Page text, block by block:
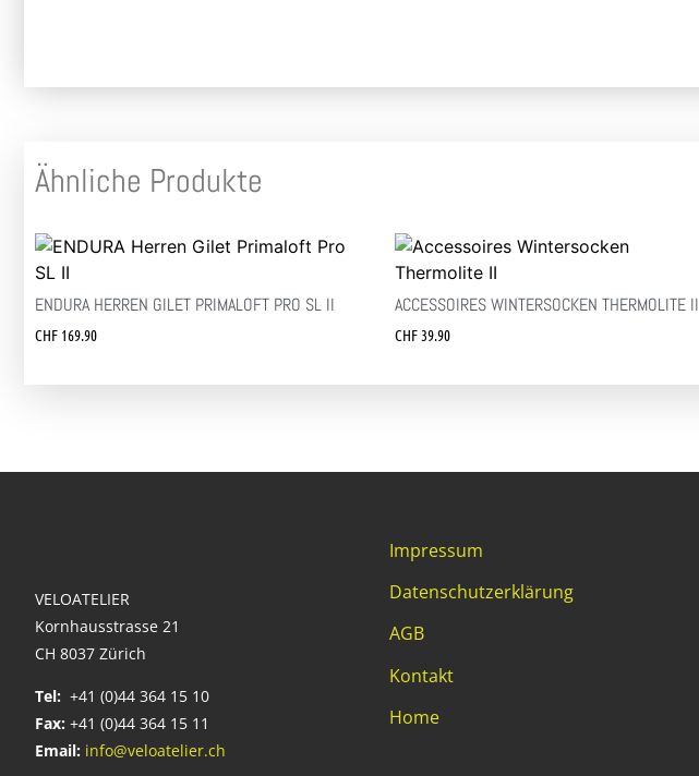
Ähnliche Produkte
ENDURA HERREN GILET PRIMALOFT PRO SL II
CHF 169.90
ACCESSOIRES WINTERSOCKEN THERMOLITE II
CHF39.90
VELOATELIER
Kornhausstrasse 21
CH 8037 Zürich
Tel: +41 (0)44 364 15 10
Fax: +41 (0)44 364 15 11
Email: info@veloatelier.ch
Impressum
Datenschutzerklärung
AGB
Kontakt
Home